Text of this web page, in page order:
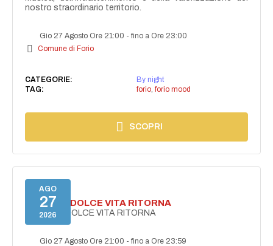
nostro straordinario territorio.
Gio 27 Agosto Ore 21:00 -fino a Ore 23:00
Comune di Forio
CATEGORIE:
By night
TAG:
forio, forio mood
SCOPRI
AGO
27
2026
FORIO LA DOLCE VITA RITORNA
FORIO LA DOLCE VITA RITORNA
Gio 27 Agosto Ore 21:00 -fino a Ore 23:59